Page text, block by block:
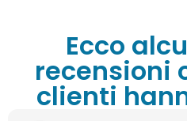
Ecco
recensioni
clienti